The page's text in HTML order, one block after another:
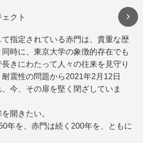
クト
指定されている赤門は、貴重な歴
時に、東京大学の象徴的存在でも
きにわたって人々の往来を見守り
震性の問題から2021年2月12日
、今、その扉を堅く閉ざしていま
開きたい。
年を、赤門は続く200年を、ともに